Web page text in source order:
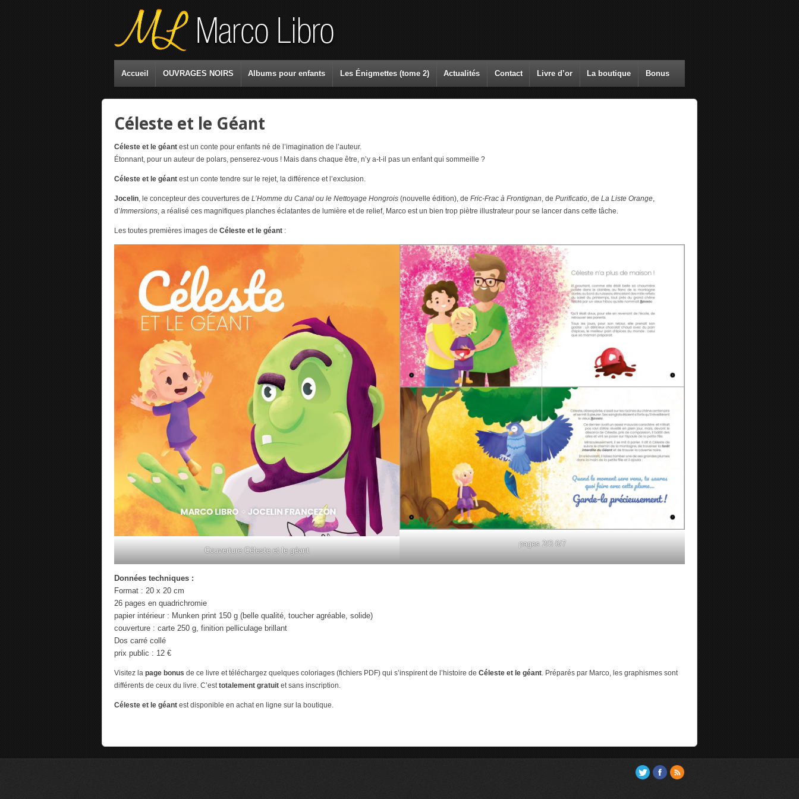
Accueil OUVRAGES NOIRS Albums pour enfants Les Énigmettes (tome 2) Actualités Contact Livre d’or La boutique Bonus
Céleste et le Géant
Céleste et le géant est un conte pour enfants né de l’imagination de l’auteur.
Étonnant, pour un auteur de polars, penserez-vous ! Mais dans chaque être, n’y a-t-il pas un enfant qui sommeille ?
Céleste et le géant est un conte tendre sur le rejet, la différence et l’exclusion.
Jocelin, le concepteur des couvertures de L’Homme du Canal ou le Nettoyage Hongrois (nouvelle édition), de Fric-Frac à Frontignan, de Purificatio, de La Liste Orange,
d’Immersions, a réalisé ces magnifiques planches éclatantes de lumière et de relief, Marco est un bien trop piètre illustrateur pour se lancer dans cette tâche.
Les toutes premières images de Céleste et le géant :
Couverture Céleste et le géant
pages 2/3 6/7
Données techniques :
Format : 20 x 20 cm
26 pages en quadrichromie
papier intérieur : Munken print 150 g (belle qualité, toucher agréable, solide)
couverture : carte 250 g, finition pelliculage brillant
Dos carré collé
prix public : 12 €
Visitez la page bonus de ce livre et téléchargez quelques coloriages (fichiers PDF) qui s’inspirent de l’histoire de Céleste et le géant . Préparés par Marco, les graphismes sont
différents de ceux du livre. C’est totalement gratuit et sans inscription.
Céleste et le géant est disponible en achat en ligne sur la boutique